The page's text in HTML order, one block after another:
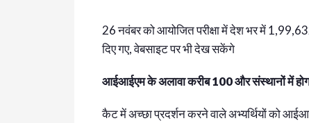
26 नवंबर को आयोजित परीक्षा में देश भर में
दिए गए, वेबसाइट पर भी देख सकेंगे
आईआईएम के अलावा करीब 100 और संस्थानों में होगा
कैट में अच्छा प्रदर्शन करने वाले अभ्यर्थियों को